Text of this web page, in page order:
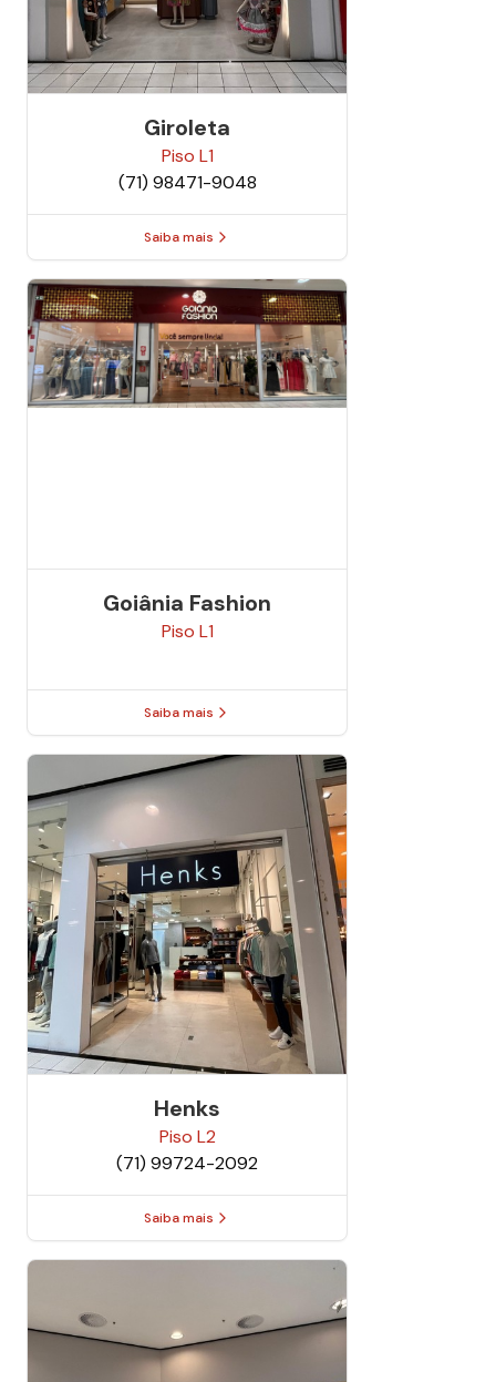
Giroleta
Piso L1
(71) 98471-9048
Saiba mais
Goiânia Fashion
Piso L1
Saiba mais
Henks
Piso L2
(71) 99724-2092
Saiba mais